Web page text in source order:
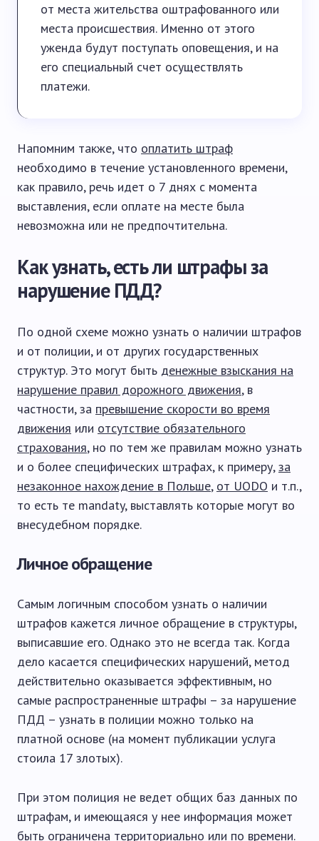
от места жительства оштрафованного или
места происшествия. Именно от этого
уженда будут поступать оповещения, и на
его специальный счет осуществлять
платежи.
Напомним также, что оплатить штраф
необходимо в течение установленного времени,
как правило, речь идет о 7 днях с момента
выставления, если оплате на месте была
невозможна или не предпочтительна.
Как узнать, есть ли штрафы за
нарушение ПДД?
По одной схеме можно узнать о наличии штрафов
и от полиции, и от других государственных
структур. Это могут быть денежные взыскания на
нарушение правил дорожного движения, в
частности, за превышение скорости во время
движения или отсутствие обязательного
страхования, но по тем же правилам можно узнать
и о более специфических штрафах, к примеру,за
незаконное нахождение в Польше, от UODO и т.п.,
то есть те mandaty, выставлять которые могут во
внесудебном порядке.
Личное обращение
Самым логичным способом узнать о наличии
штрафов кажется личное обращение в структуры,
выписавшие его. Однако это не всегда так. Когда
дело касается специфических нарушений, метод
действительно оказывается эффективным, но
самые распространенные штрафы – за нарушение
ПДД – узнать в полиции можно только на
платной основе (на момент публикации услуга
стоила 17 злотых).
При этом полиция не ведет общих баз данных по
штрафам, и имеющаяся у нее информация может
быть ограничена территориально или по времени.